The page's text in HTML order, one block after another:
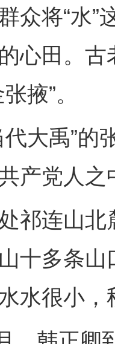
众将“水”
心田。
掖”。
禹”的
产党人之
连山北
十多条
水很小